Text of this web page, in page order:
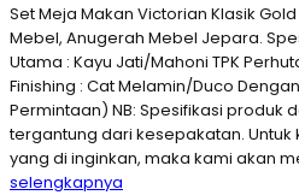
Set Meja Makan Victorian Klasik
Mebel, Anugerah Mebel Jepara.
Utama : Kayu Jati/Mahoni TPK
Finishing : Cat Melamin/Duco
Permintaan) NB: Spesifikasi produk
tergantung dari kesepakatan.
yang di inginkan, maka kami akan
selengkapnya